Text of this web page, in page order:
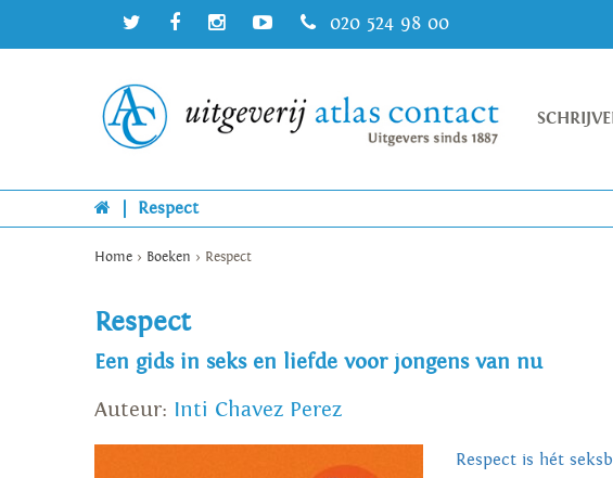
020 524 98 00
Respect
Home > Boeken > Respect
Respect
Een gids in seks en liefde voor jongens van nu
Auteur: Inti Chavez Perez
Respect is hét